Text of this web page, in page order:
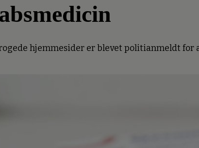
hjemmesider er blevet politianmeldt